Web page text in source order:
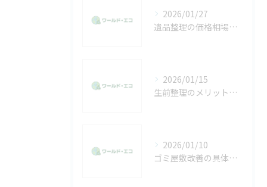
2026/01/27
遺品整理の価格相場を知って費用を抑える安心ポイントと具体策
2026/01/15
生前整理のメリットを迷う方へ家族と自分に優しい進め方と効果的な活用法
2026/01/10
ゴミ屋敷改善の具体的な手順と心も軽くなる片付け習慣の作り方